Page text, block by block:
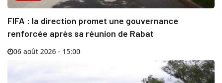
FIFA : la direction promet une gouvernance
renforcée après sa réunion de Rabat
06 août 2026 - 15:00